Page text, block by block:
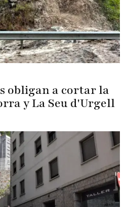
obligan a cortar la
y La Seu d'Urgell